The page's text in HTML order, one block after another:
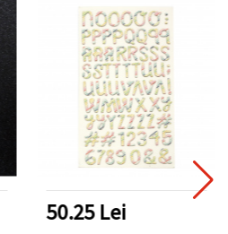
50.25 Lei